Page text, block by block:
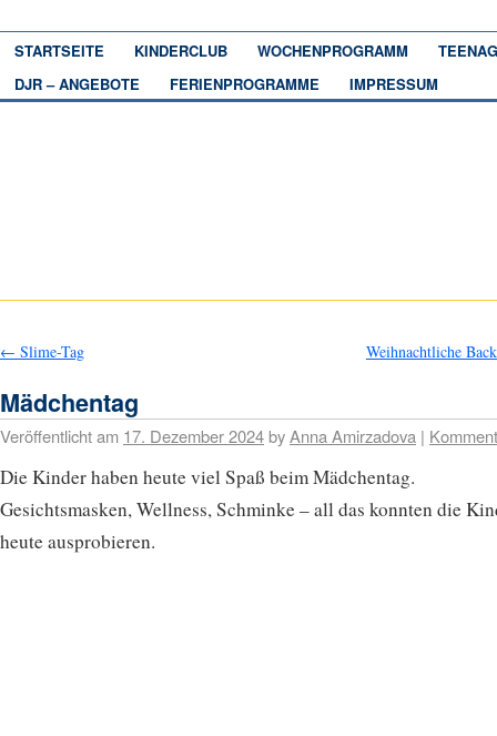
STARTSEITE KINDERCLUB WOCHENPROGRAMM
DJR – ANGEBOTE
FERIENPROGRAMME IMPRESSUM
← Slime-Tag Weihnachtliche
Mädchentag
Veröffentlicht am 17. Dezember 2024byAnna Amirzadova |
Die Kinder haben heute viel Spaß beim Mädchentag.
Gesichtsmasken, Wellness, Schminke – all das konnten die
heute ausprobieren.